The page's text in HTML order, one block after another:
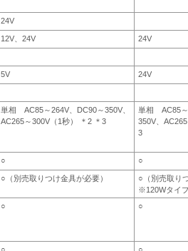
24V
12V、24V 24V
5V 24V
単相 AC85～264V、DC90～350V、
AC265～300V（1秒） ＊2 ＊3
単相 AC85
350V、
3
○ ○
○（別売取りつけ金具が必要）
○（別売取り
※120Wタイ
○ ○